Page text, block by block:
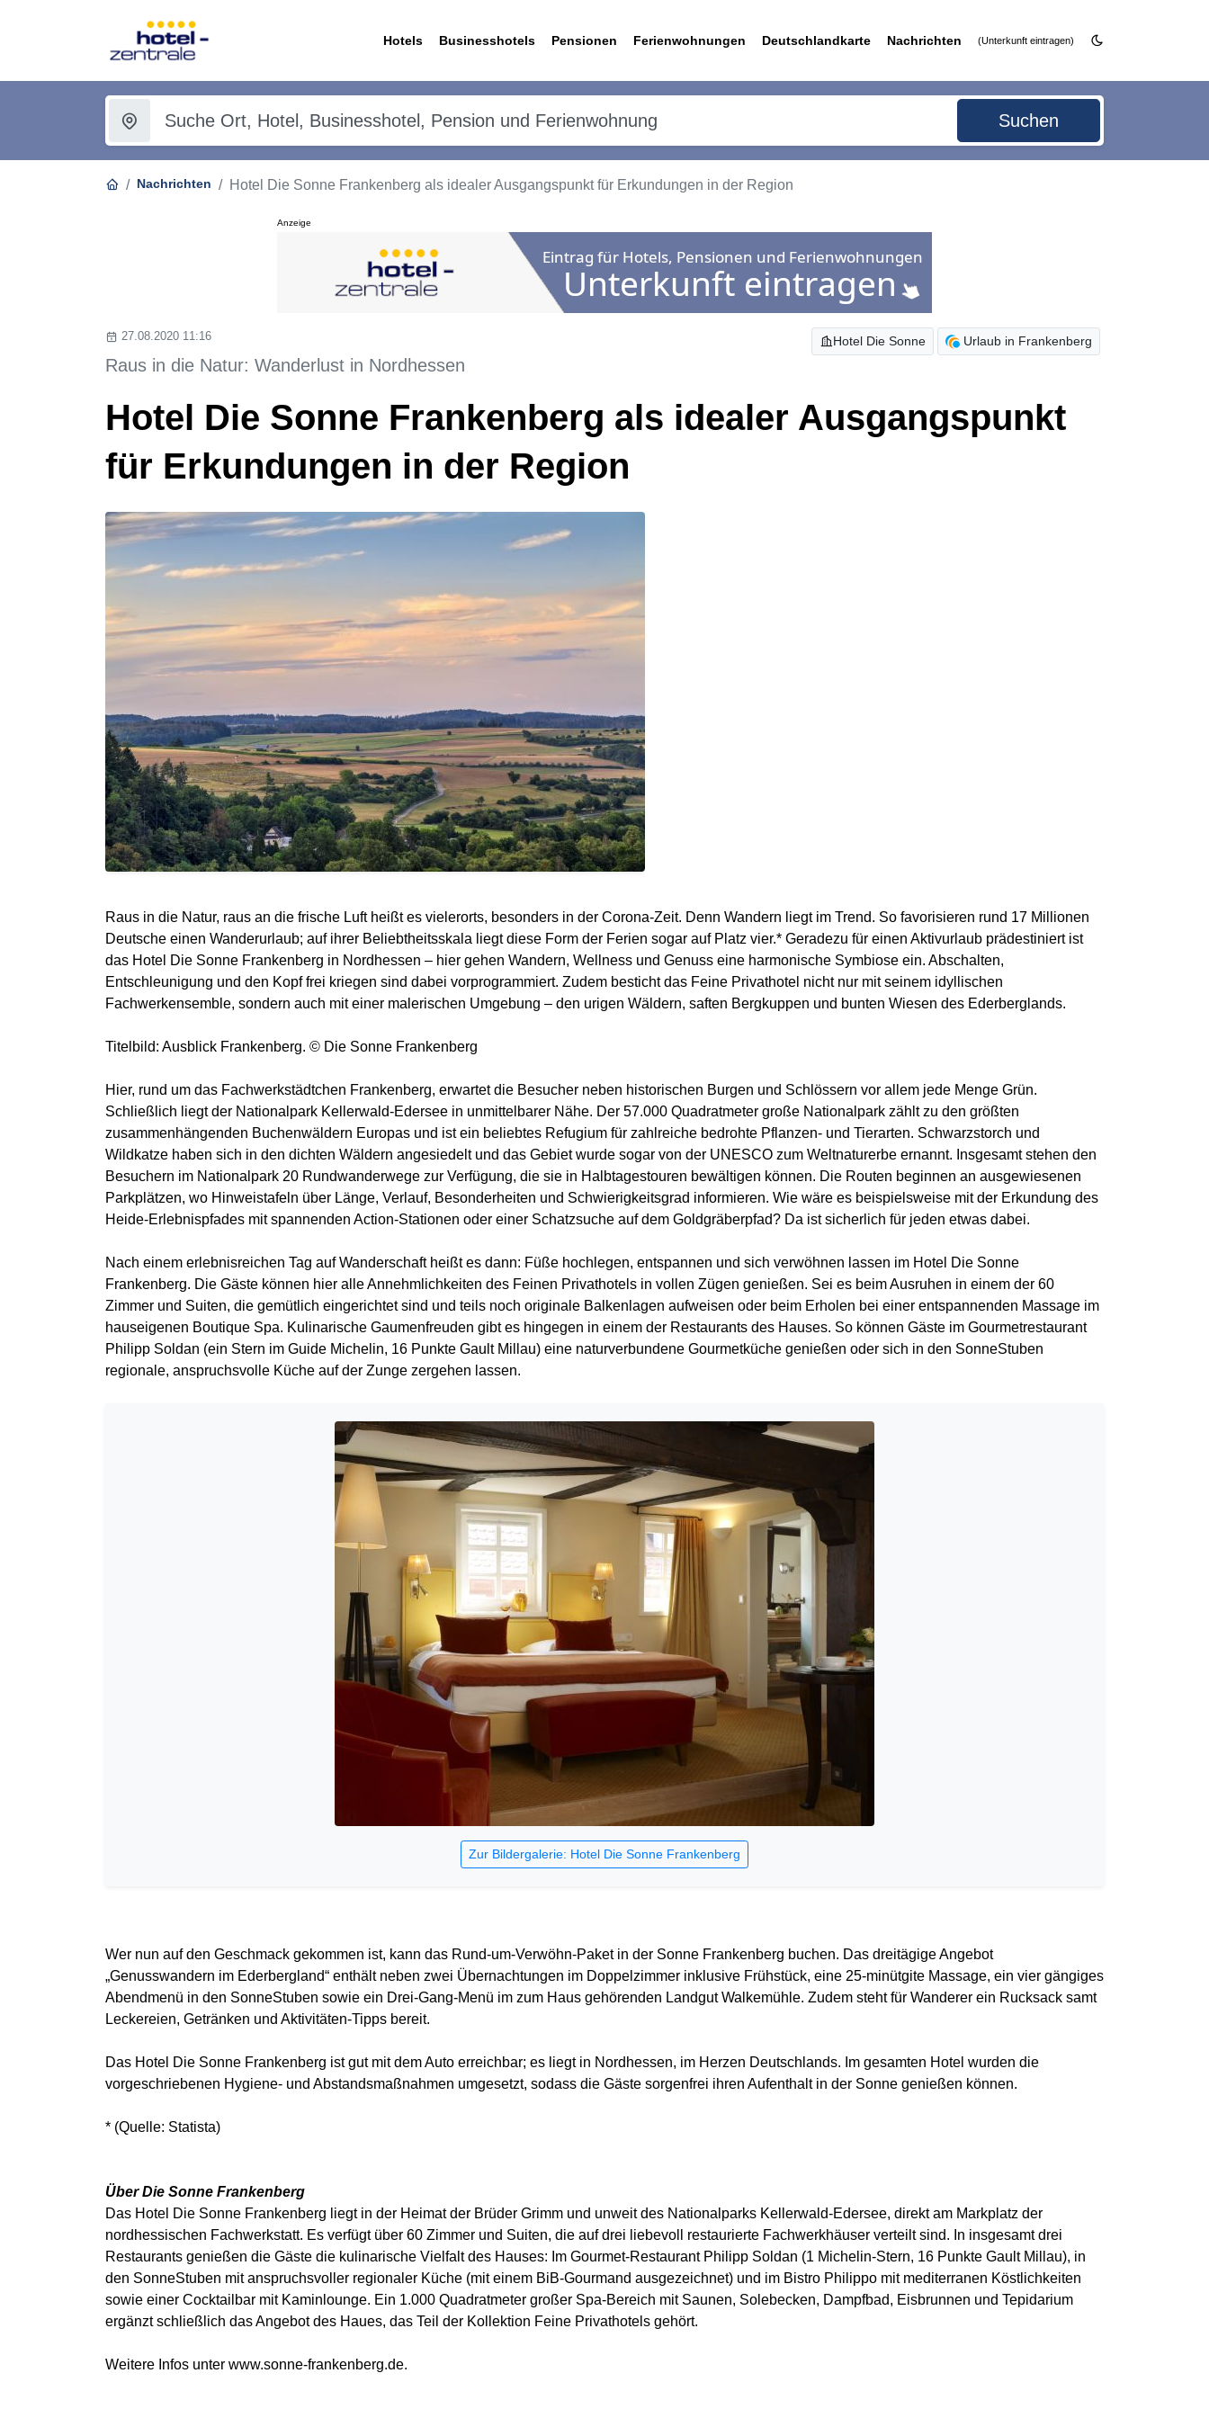
Hotels Businesshotels Pensionen Ferienwohnungen Deutschlandkarte Nachrichten (Unterkunft eintragen)
Suchen
Nachrichten Hotel Die Sonne Frankenberg als idealer Ausgangspunkt für Erkundungen in der Region
Anzeige
Hotel Die Sonne Urlaub in Frankenberg
27.08.2020 11:16
Raus in die Natur: Wanderlust in Nordhessen
Hotel Die Sonne Frankenberg als idealer Ausgangspunkt
für Erkundungen in der Region
Raus in die Natur, raus an die frische Luft heißt es vielerorts, besonders in der Corona-Zeit. Denn Wandern liegt im Trend. So favorisieren rund 17 Millionen
Deutsche einen Wanderurlaub; auf ihrer Beliebtheitsskala liegt diese Form der Ferien sogar auf Platz vier.* Geradezu für einen Aktivurlaub prädestiniert ist
das Hotel Die Sonne Frankenberg in Nordhessen – hier gehen Wandern, Wellness und Genuss eine harmonische Symbiose ein. Abschalten,
Entschleunigung und den Kopf frei kriegen sind dabei vorprogrammiert. Zudem besticht das Feine Privathotel nicht nur mit seinem idyllischen
Fachwerkensemble, sondern auch mit einer malerischen Umgebung – den urigen Wäldern, saften Bergkuppen und bunten Wiesen des Ederberglands.
Titelbild: Ausblick Frankenberg. © Die Sonne Frankenberg
Hier, rund um das Fachwerkstädtchen Frankenberg, erwartet die Besucher neben historischen Burgen und Schlössern vor allem jede Menge Grün.
Schließlich liegt der Nationalpark Kellerwald-Edersee in unmittelbarer Nähe. Der 57.000 Quadratmeter große Nationalpark zählt zu den größten
zusammenhängenden Buchenwäldern Europas und ist ein beliebtes Refugium für zahlreiche bedrohte Pflanzen- und Tierarten. Schwarzstorch und
Wildkatze haben sich in den dichten Wäldern angesiedelt und das Gebiet wurde sogar von der UNESCO zum Weltnaturerbe ernannt. Insgesamt stehen den
Besuchern im Nationalpark 20 Rundwanderwege zur Verfügung, die sie in Halbtagestouren bewältigen können. Die Routen beginnen an ausgewiesenen
Parkplätzen, wo Hinweistafeln über Länge, Verlauf, Besonderheiten und Schwierigkeitsgrad informieren. Wie wäre es beispielsweise mit der Erkundung des
Heide-Erlebnispfades mit spannenden Action-Stationen oder einer Schatzsuche auf dem Goldgräberpfad? Da ist sicherlich für jeden etwas dabei.
Nach einem erlebnisreichen Tag auf Wanderschaft heißt es dann: Füße hochlegen, entspannen und sich verwöhnen lassen im Hotel Die Sonne
Frankenberg. Die Gäste können hier alle Annehmlichkeiten des Feinen Privathotels in vollen Zügen genießen. Sei es beim Ausruhen in einem der 60
Zimmer und Suiten, die gemütlich eingerichtet sind und teils noch originale Balkenlagen aufweisen oder beim Erholen bei einer entspannenden Massage im
hauseigenen Boutique Spa. Kulinarische Gaumenfreuden gibt es hingegen in einem der Restaurants des Hauses. So können Gäste im Gourmetrestaurant
Philipp Soldan (ein Stern im Guide Michelin, 16 Punkte Gault Millau) eine naturverbundene Gourmetküche genießen oder sich in den SonneStuben
regionale, anspruchsvolle Küche auf der Zunge zergehen lassen.
Zur Bildergalerie: Hotel Die Sonne Frankenberg
Wer nun auf den Geschmack gekommen ist, kann das Rund-um-Verwöhn-Paket in der Sonne Frankenberg buchen. Das dreitägige Angebot
„Genusswandern im Ederbergland“ enthält neben zwei Übernachtungen im Doppelzimmer inklusive Frühstück, eine 25-minütgite Massage, ein vier gängiges
Abendmenü in den SonneStuben sowie ein Drei-Gang-Menü im zum Haus gehörenden Landgut Walkemühle. Zudem steht für Wanderer ein Rucksack samt
Leckereien, Getränken und Aktivitäten-Tipps bereit.
Das Hotel Die Sonne Frankenberg ist gut mit dem Auto erreichbar; es liegt in Nordhessen, im Herzen Deutschlands. Im gesamten Hotel wurden die
vorgeschriebenen Hygiene- und Abstandsmaßnahmen umgesetzt, sodass die Gäste sorgenfrei ihren Aufenthalt in der Sonne genießen können.
* (Quelle: Statista)
Über Die Sonne Frankenberg
Das Hotel Die Sonne Frankenberg liegt in der Heimat der Brüder Grimm und unweit des Nationalparks Kellerwald-Edersee, direkt am Markplatz der
nordhessischen Fachwerkstatt. Es verfügt über 60 Zimmer und Suiten, die auf drei liebevoll restaurierte Fachwerkhäuser verteilt sind. In insgesamt drei
Restaurants genießen die Gäste die kulinarische Vielfalt des Hauses: Im Gourmet-Restaurant Philipp Soldan (1 Michelin-Stern, 16 Punkte Gault Millau), in
den SonneStuben mit anspruchsvoller regionaler Küche (mit einem BiB-Gourmand ausgezeichnet) und im Bistro Philippo mit mediterranen Köstlichkeiten
sowie einer Cocktailbar mit Kaminlounge. Ein 1.000 Quadratmeter großer Spa-Bereich mit Saunen, Solebecken, Dampfbad, Eisbrunnen und Tepidarium
ergänzt schließlich das Angebot des Haues, das Teil der Kollektion Feine Privathotels gehört.
Weitere Infos unter www.sonne-frankenberg.de.